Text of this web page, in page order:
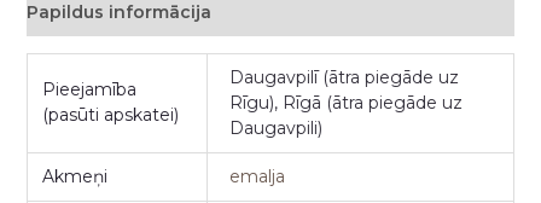
Papildus informācija
Pieejamība
(pasūti apskatei)
Daugavpilī (ātra piegāde uz
Rīgu), Rīgā (ātra piegāde uz
Daugavpili)
Akmeņi emalja